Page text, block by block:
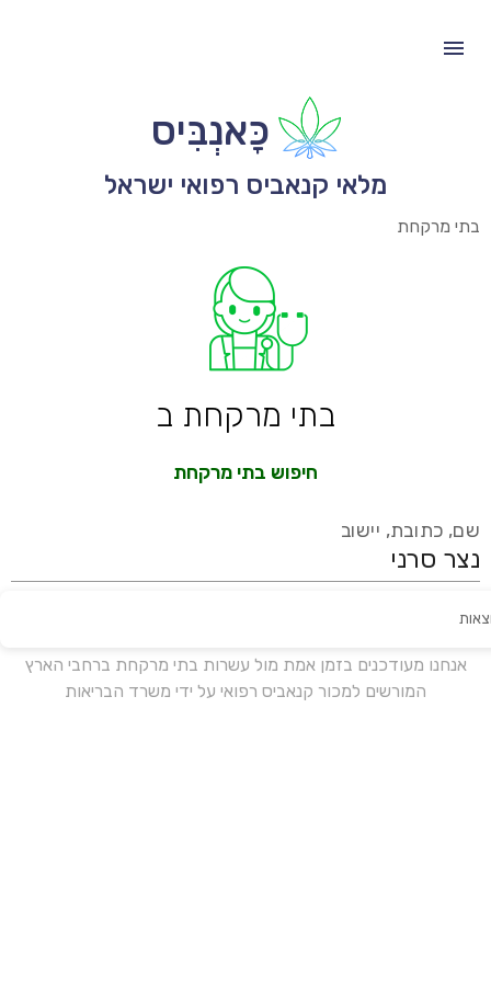
כָּאנְבִּיס
מלאי קנאביס רפואי ישראל
בתי מרקחת
בתי מרקחת ב
חיפוש בתי מרקחת
שם, כתובת, יישוב
אנחנו מעודכנים בזמן אמת מול עשרות בתי מרקחת ברחבי הארץ
המורשים למכור קנאביס רפואי על ידי משרד הבריאות